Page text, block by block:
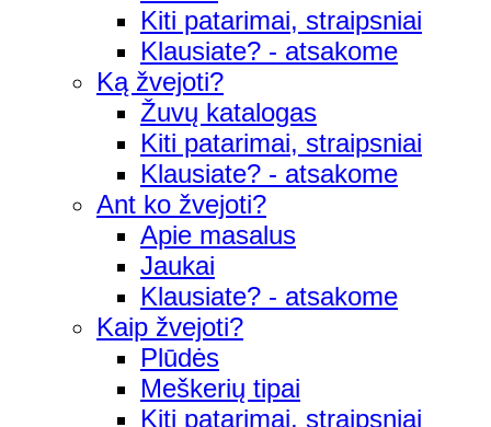
Kiti patarimai, straipsniai
Klausiate? - atsakome
Ką žvejoti?
Žuvų katalogas
Kiti patarimai, straipsniai
Klausiate? - atsakome
Ant ko žvejoti?
Apie masalus
Jaukai
Klausiate? - atsakome
Kaip žvejoti?
Plūdės
Meškerių tipai
Kiti patarimai, straipsniai